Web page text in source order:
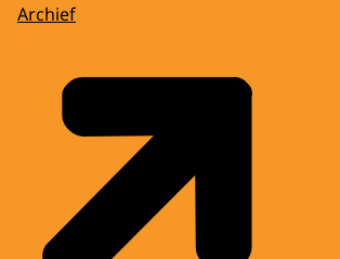
Archief